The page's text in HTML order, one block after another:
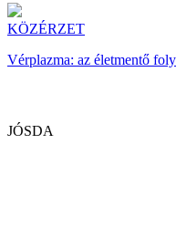
KÖZÉRZET
Vérplazma: az életmentő
JÓSDA